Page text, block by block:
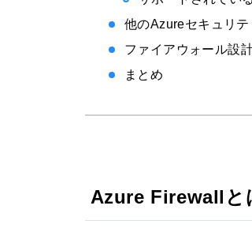
他のAzureセキュリ
ファイアウォール設
まとめ
Azure Firewallと